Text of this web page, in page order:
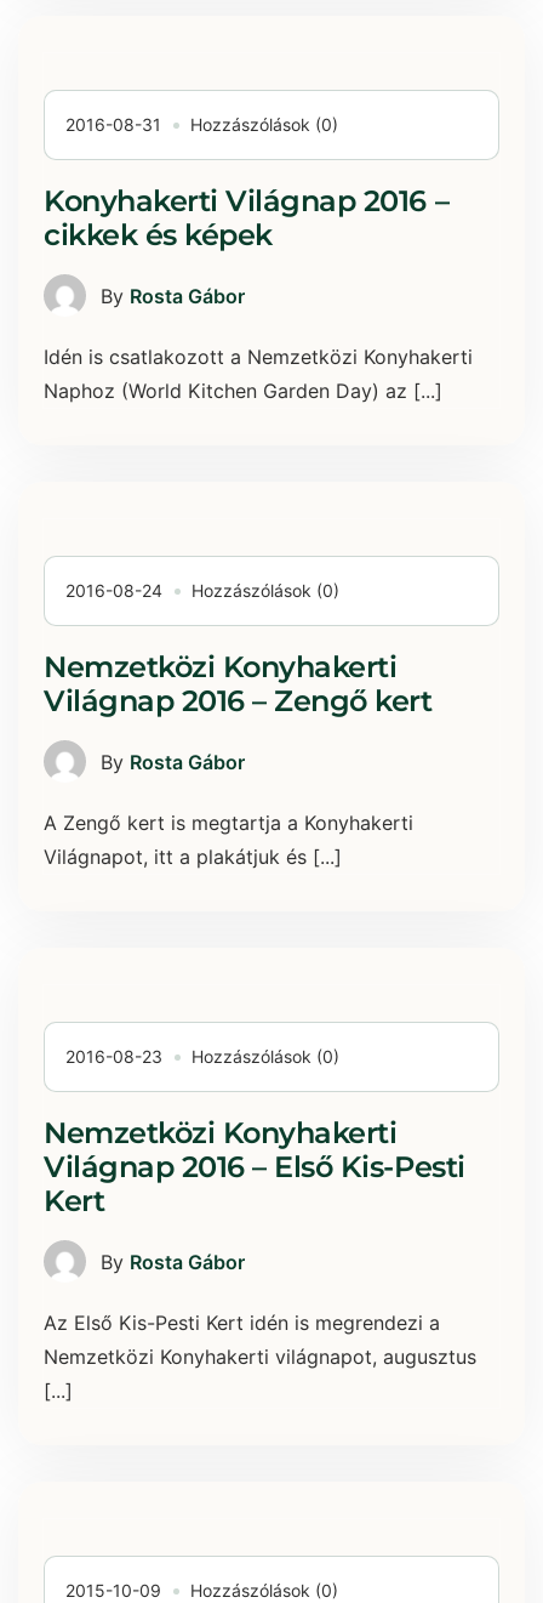
2016-08-31 Hozzászólások (0)
Konyhakerti Világnap 2016 –
cikkek és képek
By Rosta Gábor
Idén is csatlakozott a Nemzetközi Konyhakerti
Naphoz (World Kitchen Garden Day) az [...]
2016-08-24 Hozzászólások (0)
Nemzetközi Konyhakerti
Világnap 2016 – Zengő kert
By Rosta Gábor
A Zengő kert is megtartja a Konyhakerti
Világnapot, itt a plakátjuk és [...]
2016-08-23 Hozzászólások (0)
Nemzetközi Konyhakerti
Világnap 2016 – Első Kis-Pesti
Kert
By Rosta Gábor
Az Első Kis-Pesti Kert idén is megrendezi a
Nemzetközi Konyhakerti világnapot, augusztus
[...]
2015-10-09 Hozzászólások (0)